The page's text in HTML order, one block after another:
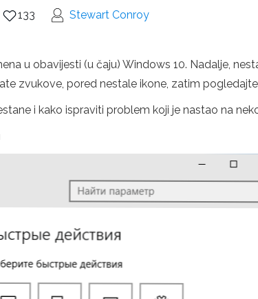
133 Stewart Conroy
u obavijesti (u čaju) Windows 10. Nadalje,
zvukove, pored nestale ikone, zatim
i kako ispraviti problem koji je nastao na